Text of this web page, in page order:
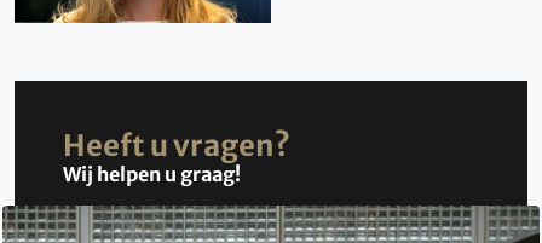
Heeft u vragen?
Wij helpen u graag!